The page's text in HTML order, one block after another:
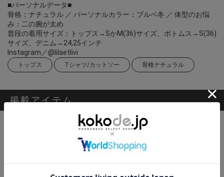
■パーソナルデータ■
骨格：ナチュラル ／ パーソナルカラー：ブルベ冬 ／ 体型のお悩
み：二の腕が太め
普段の着用サイズ：トップス→SかM(36)サイズ、ボトムス→S(36)
サイズ、デニム→24,25インチ
Instagram／@lilaetlivi
トップス Tシャツ/カットソー 骨格ナチュラル
掲載アイテム